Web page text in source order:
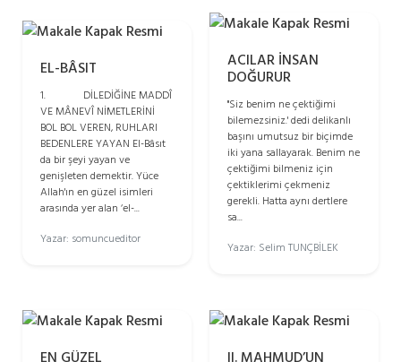
EL-BÂSIT
1. DİLEDİĞİNE MADDÎ
VE MÂNEVÎ NİMETLERİNİ
BOL BOL VEREN, RUHLARI
BEDENLERE YAYAN El-Bâsıt
da bir şeyi yayan ve
genişleten demektir. Yüce
Allah'ın en güzel isimleri
arasında yer alan ‘el-...
Yazar: somuncueditor
ACILAR İNSAN
DOĞURUR
"Siz benim ne çektiğimi
bilemezsiniz.' dedi delikanlı
başını umutsuz bir biçimde
iki yana sallayarak. Benim ne
çektiğimi bilmeniz için
çektiklerimi çekmeniz
gerekli. Hatta aynı dertlere
sa...
Yazar: Selim TUNÇBİLEK
EN GÜZEL
II. MAHMUD’UN